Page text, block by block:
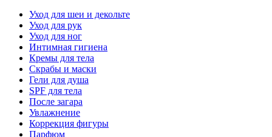
Уход для шеи и декольте
Уход для рук
Уход для ног
Интимная гигиена
Кремы для тела
Скрабы и маски
Гели для душа
SPF для тела
После загара
Увлажнение
Коррекция фигуры
Парфюм